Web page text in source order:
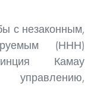
с незаконным,
(ННН)
Камау